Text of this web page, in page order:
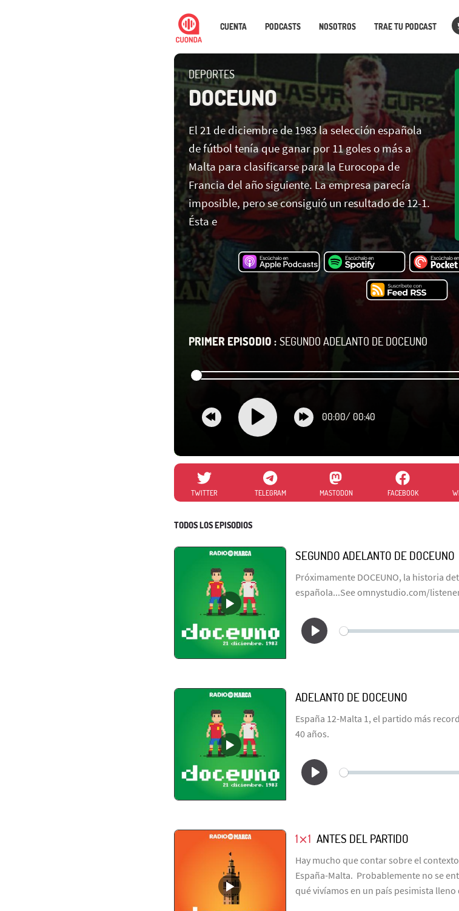
CUENTA PODCASTS NOSOTROS TRAE TU PODCAST
DEPORTES
DOCEUNO
El 21 de diciembre de 1983 la selección española
de fútbol tenía que ganar por 11 goles o más a
Malta para clasificarse para la Eurocopa de
Francia del año siguiente. La empresa parecía
imposible, pero se consiguió un resultado de 12-1.
Ésta e
PRIMER EPISODIO : SEGUNDO ADELANTO DE DOCEUNO
00:00/ 00:40
TWITTER TELEGRAM MASTODON FACEBOOK
TODOS LOS EPISODIOS
SEGUNDO ADELANTO DE DOCEUNO
Próximamente DOCEUNO, la historia
española...See omnystudio.com/
ADELANTO DE DOCEUNO
España 12-Malta 1, el partido más
40 años.
1⨯1 ANTES DEL PARTIDO
Hay mucho que contar sobre el
España-Malta. Probablemente no se
qué vivíamos en un país pesimista